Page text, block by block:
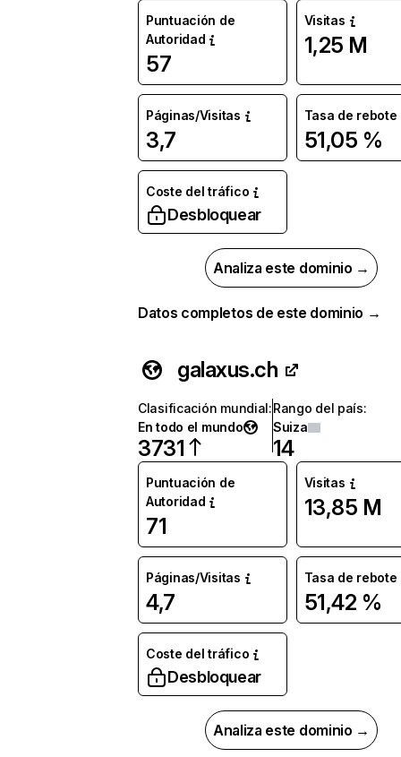
Puntuación de
Autoridad
57
Visitas
1,25 M
Páginas/Visitas
3,7
Tasa de rebote
51,05 %
Coste del tráfico
Desbloquear
Analiza este dominio →
Datos completos de este dominio →
galaxus.ch
Clasificación mundial:
En todo el mundo
3731
Rango del país:
Suiza
14
Puntuación de
Autoridad
71
Visitas
13,85 M
Páginas/Visitas
4,7
Tasa de rebote
51,42 %
Coste del tráfico
Desbloquear
Analiza este dominio →